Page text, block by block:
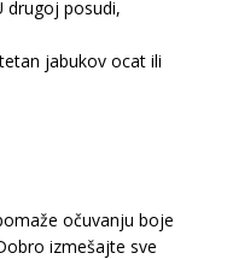
drugoj posudi,
jabukov ocat ili
očuvanju boje
izmešajte sve